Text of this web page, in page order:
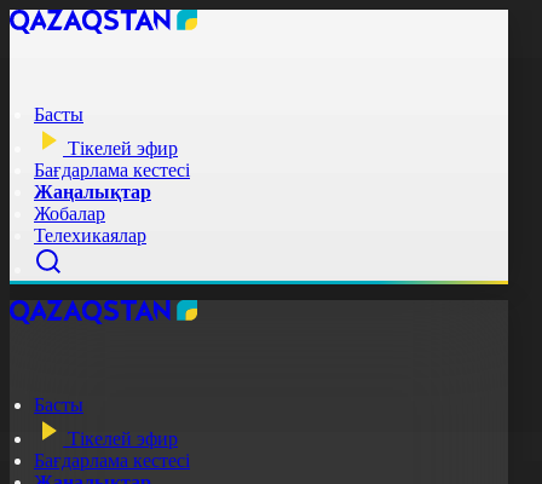
Басты
Тікелей эфир
Бағдарлама кестесі
Жаңалықтар
Жобалар
Телехикаялар
Басты
Тікелей эфир
Бағдарлама кестесі